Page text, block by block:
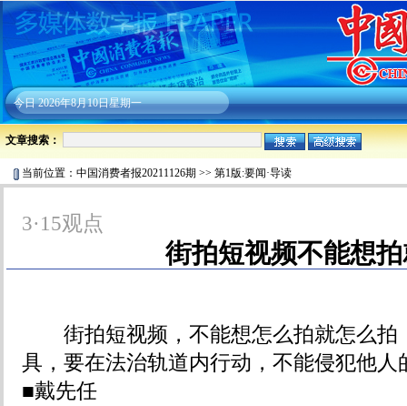
今日2026年8月10日星期一
文章搜索：
当前位置： 中国消费者报20211126期 >> 第1版:要闻·导读
3·15观点
街拍短视频不能想
街拍短视频，不能想怎么拍就怎么拍
具，要在法治轨道内行动，不能侵犯他人
■戴先任